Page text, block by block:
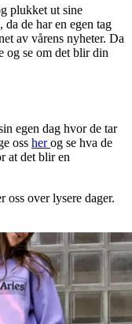
plukket ut sine
de har en egen tag
av vårens nyheter. Da
og se om det blir din
egen dag hvor de tar
oss herog se hva de
at det blir en
oss over lysere dager.